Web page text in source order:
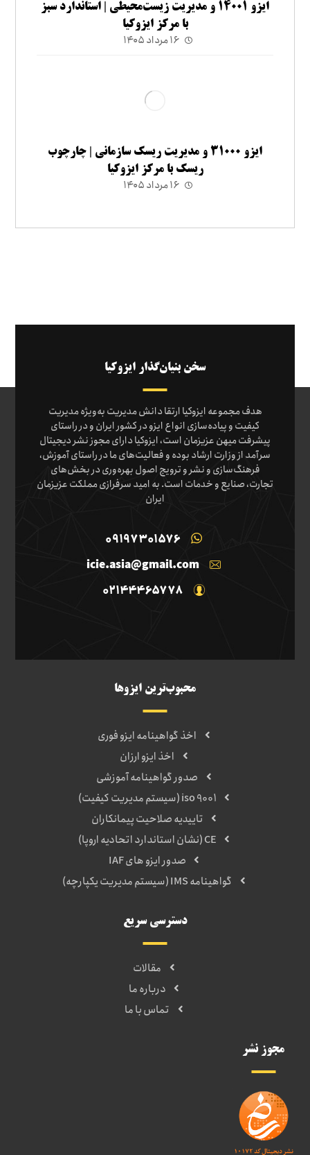
ایزو ۱۴۰۰۱ و مدیریت زیست‌محیطی | استاندارد سبز
با مرکز ایزوکیا
۱۶ مرداد ۱۴۰۵
ایزو ۳۱۰۰۰ و مدیریت ریسک سازمانی | چارچوب
ریسک با مرکز ایزوکیا
۱۶ مرداد ۱۴۰۵
سخن بنیان‌گذار ایزوکیا
هدف مجموعه ایزوکیا ارتقا دانش مدیریت به‌ویژه مدیریت
کیفیت و پیاده‌سازی انواع ایزو در کشور ایران و در راستای
پیشرفت میهن عزیزمان است، ایزوکیا دارای مجوز نشر دیجیتال
سرآمد از وزارت ارشاد بوده و فعالیت‌های ما در راستای آموزش،
فرهنگ‌سازی و نشر و ترویج اصول بهره‌وری در بخش‌های
تجارت، صنایع و خدمات است. به امید سرفرازی مملکت عزیزمان
ایران
09197301576
icie.asia@gmail.com
02144465778
محبوب‌ترین ایزوها
اخذ گواهینامه ایزو فوری
اخذ ایزو ارزان
صدور گواهینامه آموزشی
iso 9001 (سیستم مدیریت کیفیت)
تاییدیه صلاحیت پیمانکاران
CE (نشان استاندارد اتحادیه اروپا)
صدور ایزو های IAF
گواهینامه IMS (سیستم مدیریت یکپارچه)
دسترسی سریع
مقالات
درباره ما
تماس با ما
مجوز نشر